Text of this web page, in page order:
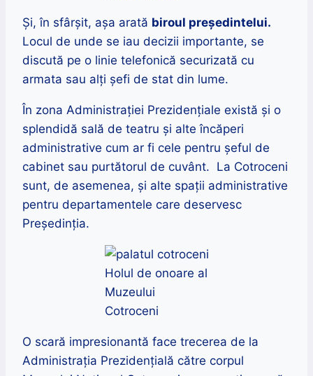
Și, în sfârșit, așa arată biroul preşedintelui.
Locul de unde se iau decizii importante, se
discută pe o linie telefonică securizată cu
armata sau alți șefi de stat din lume.
În zona Administrației Prezidențiale există și o
splendidă sală de teatru și alte încăperi
administrative cum ar fi cele pentru șeful de
cabinet sau purtătorul de cuvânt. La Cotroceni
sunt, de asemenea, și alte spații administrative
pentru departamentele care deservesc
Președinția.
Holul de onoare al
Muzeului
Cotroceni
O scară impresionantă face trecerea de la
Administrația Prezidențială către corpul